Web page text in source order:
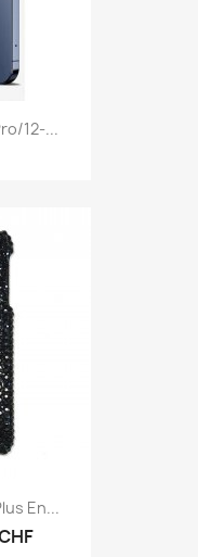
12-...
En...